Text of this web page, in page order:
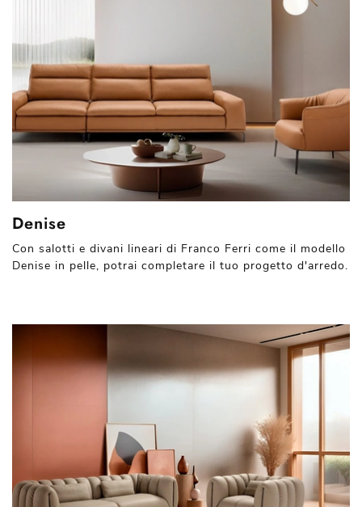
Denise
Con salotti e divani lineari di Franco Ferri come il modello
Denise in pelle, potrai completare il tuo progetto d'arredo.